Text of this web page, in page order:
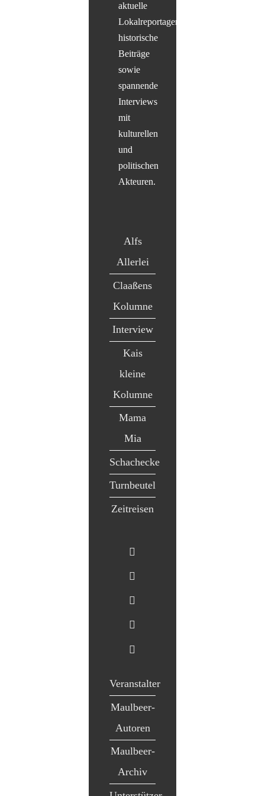
aktuelle
Lokalreportagen,
historische
Beiträge
sowie
spannende
Interviews
mit
kulturellen
und
politischen
Akteuren.
Alfs
Allerlei
Claaßens
Kolumne
Interview
Kais
kleine
Kolumne
Mama
Mia
Schachecke
Turnbeutel
Zeitreisen
Veranstalter
Maulbeer-
Autoren
Maulbeer-
Archiv